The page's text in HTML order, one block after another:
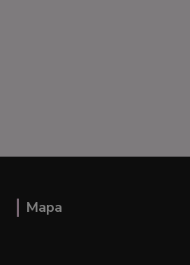
Mapa